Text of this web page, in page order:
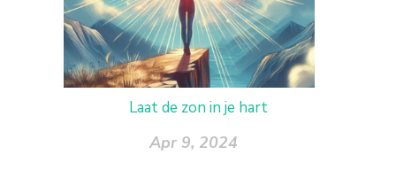
Laat de zon in je hart
Apr 9, 2024